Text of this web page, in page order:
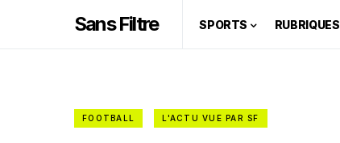
Sans Filtre SPORTS RUBRIQUES
FOOTBALL L'ACTU VUE PAR SF